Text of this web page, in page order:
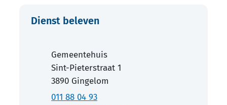
Dienst beleven
AdresGemeentehuis
Sint-Pieterstraat 1
,3890 Gingelom
011 88 04 93